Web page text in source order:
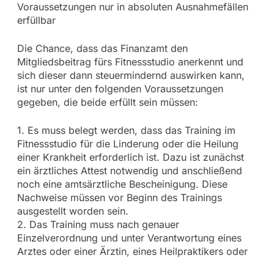
Voraussetzungen nur in absoluten Ausnahmefällen
erfüllbar
Die Chance, dass das Finanzamt den
Mitgliedsbeitrag fürs Fitnessstudio anerkennt und
sich dieser dann steuermindernd auswirken kann,
ist nur unter den folgenden Voraussetzungen
gegeben, die beide erfüllt sein müssen:
1. Es muss belegt werden, dass das Training im
Fitnessstudio für die Linderung oder die Heilung
einer Krankheit erforderlich ist. Dazu ist zunächst
ein ärztliches Attest notwendig und anschließend
noch eine amtsärztliche Bescheinigung. Diese
Nachweise müssen vor Beginn des Trainings
ausgestellt worden sein.
2. Das Training muss nach genauer
Einzelverordnung und unter Verantwortung eines
Arztes oder einer Ärztin, eines Heilpraktikers oder